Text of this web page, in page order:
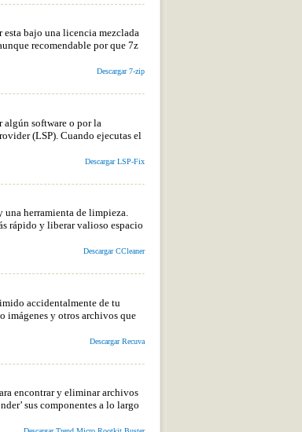
esta bajo una licencia mezclada
recomendable por que 7z
Descargar 7-zip
software o por la
(LSP). Cuando ejecutas el
Descargar LSP-Fix
herramienta de limpieza.
rápido y liberar valioso espacio
Descargar CCleaner
accidentalmente de tu
imágenes y otros archivos que
Descargar Recuva
encontrar y eliminar archivos
sus componentes a lo largo